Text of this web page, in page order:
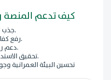
كيف تدعم المنصة
جذب الاستثمارات المحلية والدولية.
رفع كفاءة استغلال الأصول الحكومية.
دعم رواد الأعمال والشركات الناشئة.
تحقيق الاستدامة المالية للأمانات والبلديات.
تحسين البيئة العمرانية